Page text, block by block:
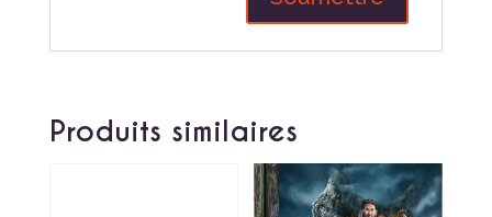
Produits similaires